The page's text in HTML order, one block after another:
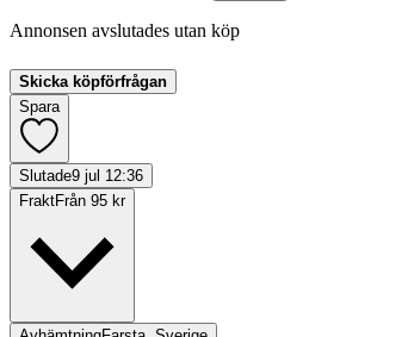
Annonsen avslutades utan köp
Skicka köpförfrågan
Spara
Slutade9 jul 12:36
FraktFrån 95 kr